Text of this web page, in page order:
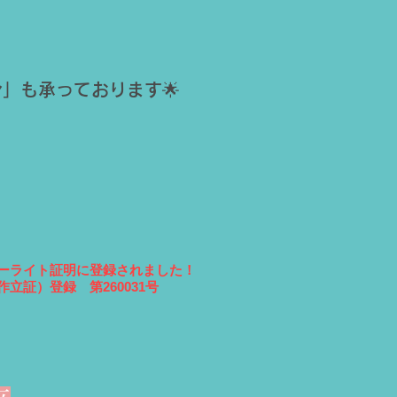
も承っております🌟
ライト証明に登録されました！
立証）登録 第260031号